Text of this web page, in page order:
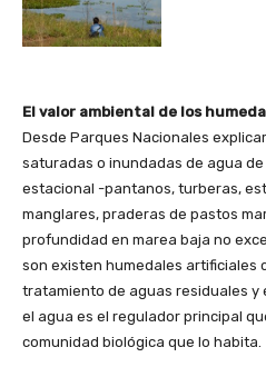
El valor ambiental de los
Desde Parques Nacionales
saturadas o inundadas de agua
estacional -pantanos, turberas,
manglares, praderas de pastos
profundidad en marea baja no
son existen humedales artificiales
tratamiento de aguas residuales y
el agua es el regulador principal
comunidad biológica que lo habita.